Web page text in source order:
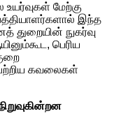
உயர்வுகள் மேற்கு
இந்த
துறையின் நுகர்வு
பெரிய
பற்றிய கவலைகள்